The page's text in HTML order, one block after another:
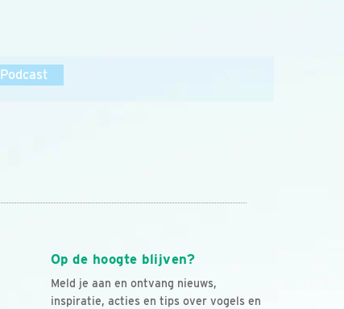
Podcast
Op de hoogte blijven?
Meld je aan en ontvang nieuws,
inspiratie, acties en tips over vogels en